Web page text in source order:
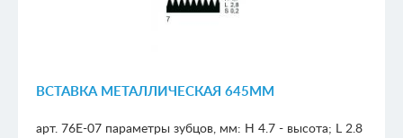
ВСТАВКА МЕТАЛЛИЧЕСКАЯ 645ММ
арт. 76E-07 параметры зубцов, мм: H 4.7 - высота; L 2.8